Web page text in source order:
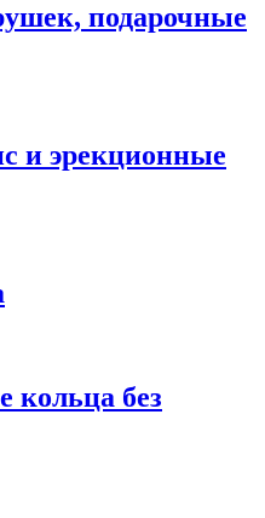
подарочные
и эрекционные
кольца без